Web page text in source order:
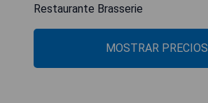
Restaurante Brasserie
MOSTRAR PRECIOS